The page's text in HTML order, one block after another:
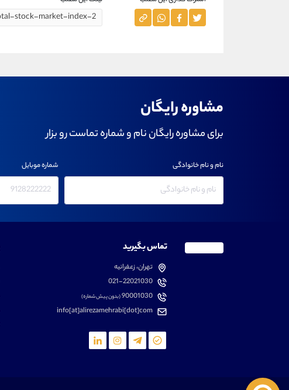
مشاوره رایگان
برای مشاوره رایگان نام و شماره تماست رو بزار
نام و نام خانوادگی شماره موبایل
تماس بگیرید
تهران، زعفرانیه
021-22021030
90001030(بدون پیش شماره)
info[at]alirezamehrabi[dot]com